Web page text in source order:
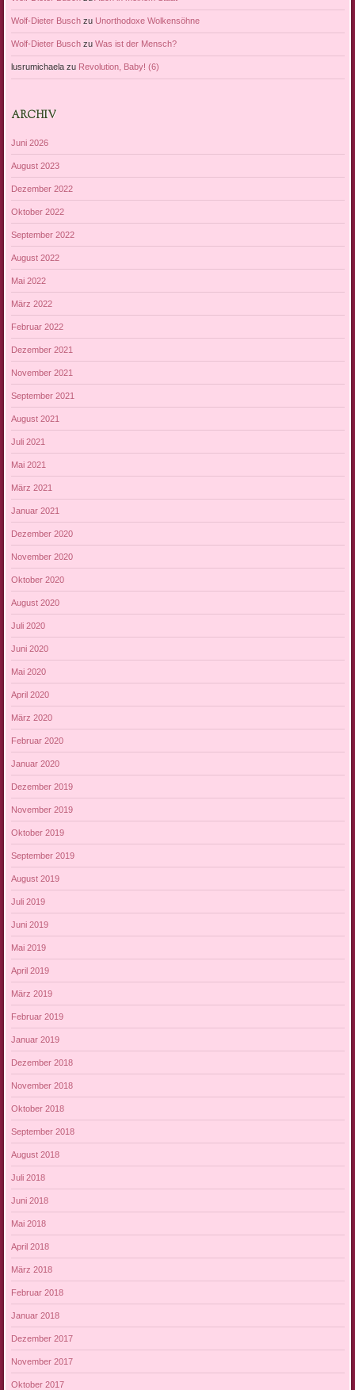
Wolf-Dieter Buschzu Unorthodoxe Wolkensöhne
Wolf-Dieter Buschzu Was ist der Mensch?
lusrumichaelazu Revolution, Baby! (6)
ARCHIV
Juni 2026
August 2023
Dezember 2022
Oktober 2022
September 2022
August 2022
Mai 2022
März 2022
Februar 2022
Dezember 2021
November 2021
September 2021
August 2021
Juli 2021
Mai 2021
März 2021
Januar 2021
Dezember 2020
November 2020
Oktober 2020
August 2020
Juli 2020
Juni 2020
Mai 2020
April 2020
März 2020
Februar 2020
Januar 2020
Dezember 2019
November 2019
Oktober 2019
September 2019
August 2019
Juli 2019
Juni 2019
Mai 2019
April 2019
März 2019
Februar 2019
Januar 2019
Dezember 2018
November 2018
Oktober 2018
September 2018
August 2018
Juli 2018
Juni 2018
Mai 2018
April 2018
März 2018
Februar 2018
Januar 2018
Dezember 2017
November 2017
Oktober 2017